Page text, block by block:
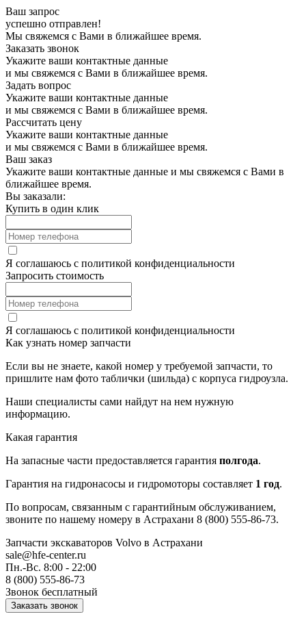
Ваш запрос
успешно отправлен!
Мы свяжемся с Вами в ближайшее время.
Заказать звонок
Укажите ваши контактные данные
и мы свяжемся с Вами в ближайшее время.
Задать вопрос
Укажите ваши контактные данные
и мы свяжемся с Вами в ближайшее время.
Рассчитать цену
Укажите ваши контактные данные
и мы свяжемся с Вами в ближайшее время.
Ваш заказ
Укажите ваши контактные данные и мы свяжемся с Вами в
ближайшее время.
Вы заказали:
Купить в один клик
Я соглашаюсь с политикой конфиденциальности
Запросить стоимость
Я соглашаюсь с политикой конфиденциальности
Как узнать номер запчасти
Если вы не знаете, какой номер у требуемой запчасти, то
пришлите нам фото таблички (шильда) с корпуса гидроузла.
Наши специалисты сами найдут на нем нужную
информацию.
Какая гарантия
На запасные части предоставляется гарантия полгода.
Гарантия на гидронасосы и гидромоторы составляет 1 год.
По вопросам, связанным с гарантийным обслуживанием,
звоните по нашему номеру в Астрахани 8 (800) 555-86-73.
Запчасти экскаваторов Volvo в Астрахани
sale@hfe-center.ru
Пн.-Вс. 8:00 - 22:00
8 (800) 555-86-73
Звонок бесплатный